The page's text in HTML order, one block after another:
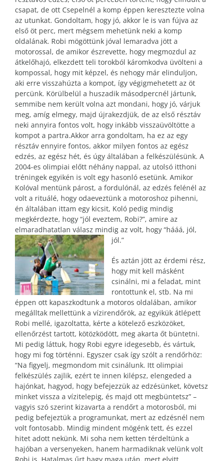
csapat, de ott Csepelnél a komp éppen keresztezte volna
az utunkat. Gondoltam, hogy jó, akkor le is van fújva az
első öt perc, mert mégsem mehetünk neki a komp
oldalának. Robi mögöttünk jóval lemaradva jött a
motorossal, de amikor észrevette, hogy megmozdul az
átkelőhajó, elkezdett teli torokból káromkodva üvölteni a
kompossal, hogy mit képzel, és nehogy már elinduljon,
aki erre visszahúzta a kompot, így végigmehetett az öt
percünk. Körülbelül a huszadik másodpercnél jártunk,
semmibe nem került volna azt mondani, hogy jó, várjuk
meg, amíg elmegy, majd újrakezdjük, de az első résztáv
neki annyira fontos volt, hogy inkább visszaüvöltötte a
kompot a partra.Akkor arra gondoltam, ha ez az egy
résztáv ennyire fontos, akkor milyen fontos az egész
edzés, az egész hét, és úgy általában a felkészülésünk. A
2004-es olimpiai előtt néhány nappal, az utolsó itthoni
tréningek egyikén is volt egy hasonló esetünk. Amikor
Kolóval mentünk párost, a fordulónál, az edzés felénél az
volt a rituálé, hogy odaeveztünk a motoroshoz pihenni,
én általában ittam egy kicsit, Koló pedig mindig
megkérdezte, hogy “jól eveztem, Robi?”, amire az
elmaradhatatlan válasz mindig az volt, hogy “hááá, jól,
jól.”
És aztán jött az érdemi rész,
hogy mit kell másként
csinálni, mi a feladat, mint
rontottunk el, stb. Na mi
éppen ott kapaszkodtunk a motoros oldalában, amikor
megálltak mellettünk a vízirendőrök, az egyikük átlépett
Robi mellé, igazoltatta, kérte a kötelező eszközöket,
ellenőrzést tartott, kötözködött, meg akarta őt büntetni.
Mi pedig láttuk, hogy Robi egyre idegesebb, és vártuk,
hogy mi fog történni. Egyszer csak így szólt a rendőrhöz:
“Na figyelj, megmondom mit csinálunk. Itt olimpiai
felkészülés zajlik, ezért te innen kilépsz, elengeded a
hajónkat, hagyod, hogy befejezzük az edzésünket, követsz
minket vissza a vízitelepig, és majd ott megbüntetsz” –
vagyis szó szerint kizavarta a rendőrt a motorosból, mi
pedig befejeztük a programunkat, mert az edzésnél nem
volt fontosabb. Mindig mindent mögénk tett, és ezzel
hitet adott nekünk. Mi soha nem ketten térdeltünk a
hajóban a versenyeken, hanem harmadiknak velünk volt